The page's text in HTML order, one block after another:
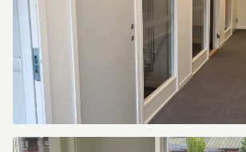
Industrivägen